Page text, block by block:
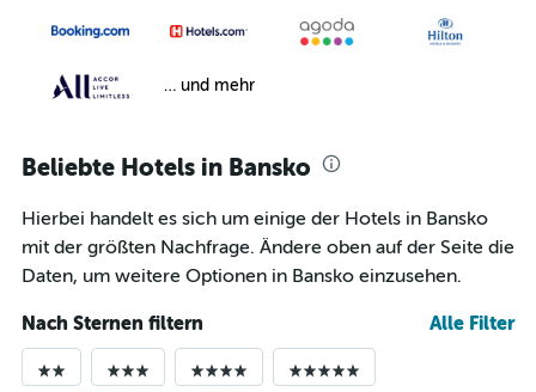
… und mehr
Beliebte Hotels in Bansko
Hierbei handelt es sich um einige der Hotels in Bansko
mit der größten Nachfrage. Ändere oben auf der Seite die
Daten, um weitere Optionen in Bansko einzusehen.
Nach Sternen filtern Alle Filter